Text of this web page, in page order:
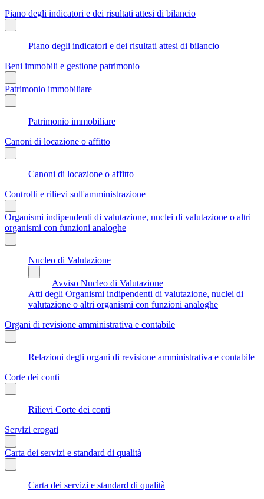
Piano degli indicatori e dei risultati attesi di bilancio
Piano degli indicatori e dei risultati attesi di bilancio
Beni immobili e gestione patrimonio
Patrimonio immobiliare
Patrimonio immobiliare
Canoni di locazione o affitto
Canoni di locazione o affitto
Controlli e rilievi sull'amministrazione
Organismi indipendenti di valutazione, nuclei di valutazione o altri
organismi con funzioni analoghe
Nucleo di Valutazione
Avviso Nucleo di Valutazione
Atti degli Organismi indipendenti di valutazione, nuclei di
valutazione o altri organismi con funzioni analoghe
Organi di revisione amministrativa e contabile
Relazioni degli organi di revisione amministrativa e contabile
Corte dei conti
Rilievi Corte dei conti
Servizi erogati
Carta dei servizi e standard di qualità
Carta dei servizi e standard di qualità